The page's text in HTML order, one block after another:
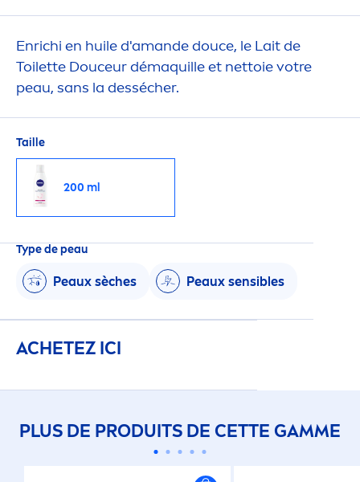
Enrichi en huile d'amande douce, le Lait de
Toilette Douceur démaquille et nettoie votre
peau, sans la dessécher.
Taille
200 ml
Type de peau
Peaux sèches Peaux sensibles
ACHETEZ ICI
PLUS DE PRODUITS DE CETTE GAMME